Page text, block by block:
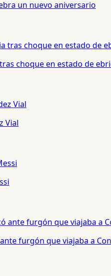
un nuevo aniversario
choque en estado de
Vial
furgón que viajaba a